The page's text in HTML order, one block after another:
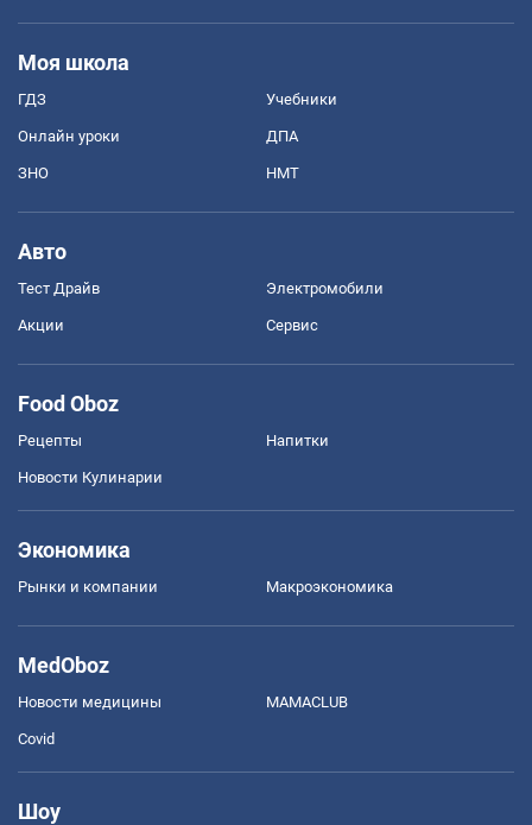
Моя школа
ГДЗ Учебники
Онлайн уроки ДПА
ЗНО НМТ
Авто
Тест Драйв Электромобили
Акции Сервис
Food Oboz
Рецепты Напитки
Новости Кулинарии
Экономика
Рынки и компании Mакроэкономика
MedOboz
Новости медицины MAMACLUB
Covid
Шоу